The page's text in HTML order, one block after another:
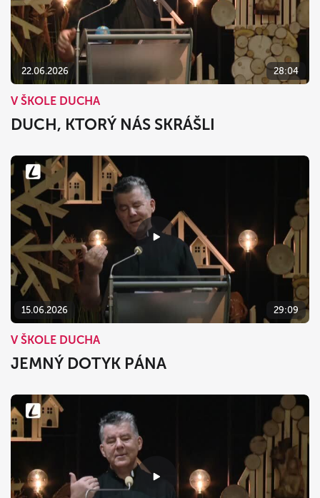
22.06.2026 28:04
V ŠKOLE DUCHA
DUCH, KTORÝ NÁS SKRÁŠLI
15.06.2026 29:09
V ŠKOLE DUCHA
JEMNÝ DOTYK PÁNA